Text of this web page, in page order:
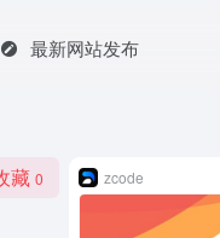
最新网站发布
藏 0 zcode